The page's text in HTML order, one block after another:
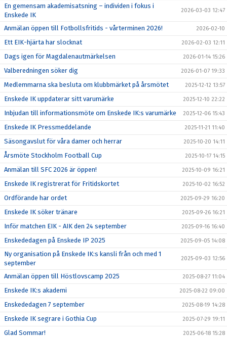
En gemensam akademisatsning – individen i fokus i
Enskede IK
2026-03-03 12:47
Anmälan öppen till Fotbollsfritids - vårterminen 2026! 2026-02-10
Ett EIK-hjärta har slocknat 2026-02-03 12:11
Dags igen för Magdalenautmärkelsen 2026-01-14 15:26
Valberedningen söker dig 2026-01-07 19:33
Medlemmarna ska besluta om klubbmärket på årsmötet 2025-12-12 13:57
Enskede IK uppdaterar sitt varumärke 2025-12-10 22:22
Inbjudan till informationsmöte om Enskede IK:s varumärke 2025-12-06 15:43
Enskede IK Pressmeddelande 2025-11-21 11:40
Säsongavslut för våra damer och herrar 2025-10-20 14:11
Årsmöte Stockholm Football Cup 2025-10-17 14:15
Anmälan till SFC 2026 är öppen! 2025-10-09 16:21
Enskede IK registrerat för Fritidskortet 2025-10-02 16:52
Ordförande har ordet 2025-09-29 16:20
Enskede IK söker tränare 2025-09-26 16:21
Inför matchen EIK - AIK den 24 september 2025-09-16 16:40
Enskededagen på Enskede IP 2025 2025-09-05 14:08
Ny organisation på Enskede IK:s kansli från och med 1
september
2025-09-03 12:56
Anmälan öppen till Höstlovscamp 2025 2025-08-27 11:04
Enskede IK:s akademi 2025-08-22 09:00
Enskededagen 7 september 2025-08-19 14:28
Enskede IK segrare i Gothia Cup 2025-07-29 19:11
Glad Sommar! 2025-06-18 15:28